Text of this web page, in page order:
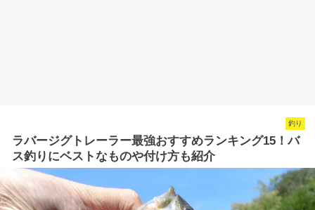
釣り
ラバージグトレーラー最強おすすめランキング15！バ
ス釣りにベストなものや付け方も紹介